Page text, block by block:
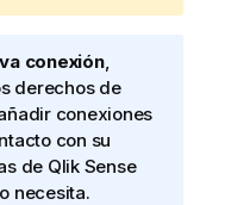
conexión,
derechos de
conexiones
con su
de Qlik Sense
necesita.